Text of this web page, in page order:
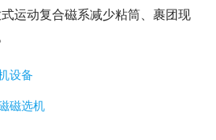
运动复合磁系减少粘筒、裹团现
设备
磁选机